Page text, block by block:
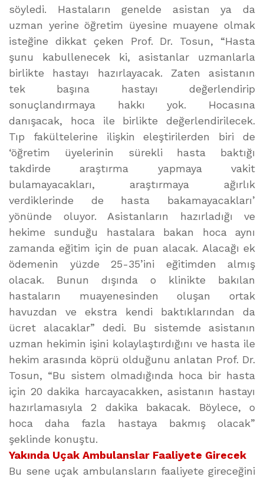
söyledi. Hastaların genelde asistan ya da
uzman yerine öğretim üyesine muayene olmak
isteğine dikkat çeken Prof. Dr. Tosun, “Hasta
şunu kabullenecek ki, asistanlar uzmanlarla
birlikte hastayı hazırlayacak. Zaten asistanın
tek başına hastayı değerlendirip
sonuçlandırmaya hakkı yok. Hocasına
danışacak, hoca ile birlikte değerlendirilecek.
Tıp fakültelerine ilişkin eleştirilerden biri de
‘öğretim üyelerinin sürekli hasta baktığı
takdirde araştırma yapmaya vakit
bulamayacakları, araştırmaya ağırlık
verdiklerinde de hasta bakamayacakları’
yönünde oluyor. Asistanların hazırladığı ve
hekime sunduğu hastalara bakan hoca aynı
zamanda eğitim için de puan alacak. Alacağı ek
ödemenin yüzde 25-35’ini eğitimden almış
olacak. Bunun dışında o klinikte bakılan
hastaların muayenesinden oluşan ortak
havuzdan ve ekstra kendi baktıklarından da
ücret alacaklar” dedi. Bu sistemde asistanın
uzman hekimin işini kolaylaştırdığını ve hasta ile
hekim arasında köprü olduğunu anlatan Prof. Dr.
Tosun, “Bu sistem olmadığında hoca bir hasta
için 20 dakika harcayacakken, asistanın hastayı
hazırlamasıyla 2 dakika bakacak. Böylece, o
hoca daha fazla hastaya bakmış olacak”
şeklinde konuştu.
Yakında Uçak Ambulanslar Faaliyete Girecek
Bu sene uçak ambulansların faaliyete gireceğini